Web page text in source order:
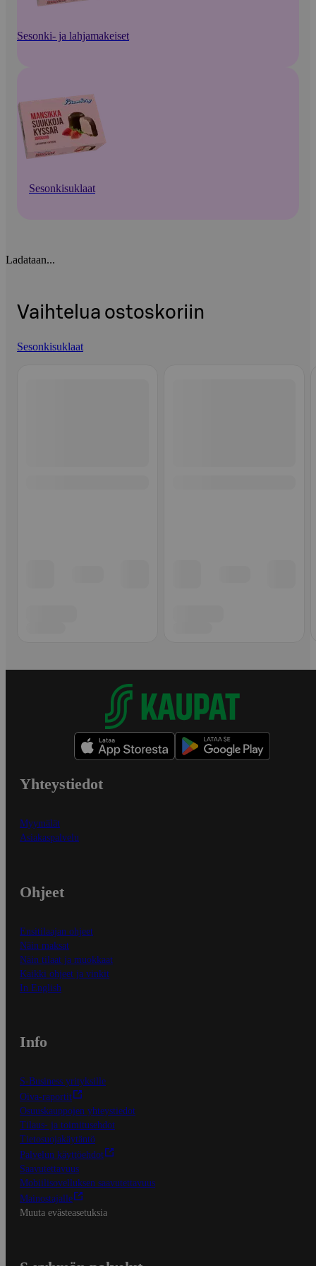
Sesonki- ja lahjamakeiset
Sesonkisuklaat
Ladataan...
Vaihtelua ostoskoriin
Sesonkisuklaat
Yhteystiedot
Myymälät
Asiakaspalvelu
Ohjeet
Ensitilaajan ohjeet
Näin maksat
Näin tilaat ja muokkaat
Kaikki ohjeet ja vinkit
In English
Info
S-Business yrityksille
Oiva-raportit
Osuuskauppojen yhteystiedot
Tilaus- ja toimitusehdot
Tietosuojakäytäntö
Palvelun käyttöehdot
Saavutettavuus
Mobiilisovelluksen saavutettavuus
Mainostajalle
Muuta evästeasetuksia